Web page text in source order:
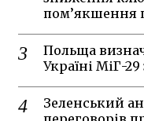
пом’якшення
Польща
Україні МіГ-
Зеленський